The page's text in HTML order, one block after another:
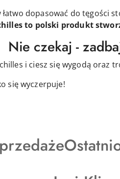
łatwo dopasować do tęgości
to polski produkt
Nie czekaj -
i ciesz się wygodą oraz
się wyczerpuje!